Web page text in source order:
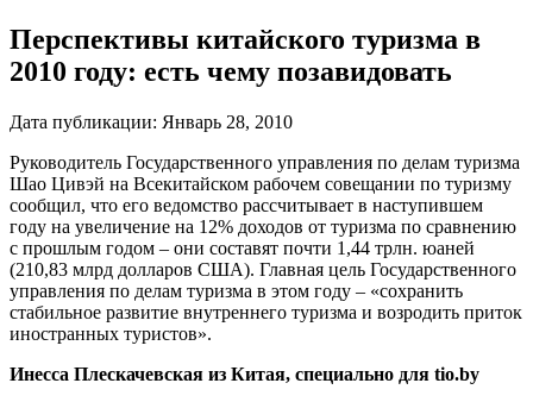
Перспективы китайского туризма в
2010 году: есть чему позавидовать
Дата публикации: Январь 28, 2010
Руководитель Государственного управления по делам туризма
Шао Цивэй на Всекитайском рабочем совещании по туризму
сообщил, что его ведомство рассчитывает в наступившем
году на увеличение на 12% доходов от туризма по сравнению
с прошлым годом – они составят почти 1,44 трлн. юаней
(210,83 млрд долларов США). Главная цель Государственного
управления по делам туризма в этом году – «сохранить
стабильное развитие внутреннего туризма и возродить приток
иностранных туристов».
Инесса Плескачевская из Китая, специально для tio.by